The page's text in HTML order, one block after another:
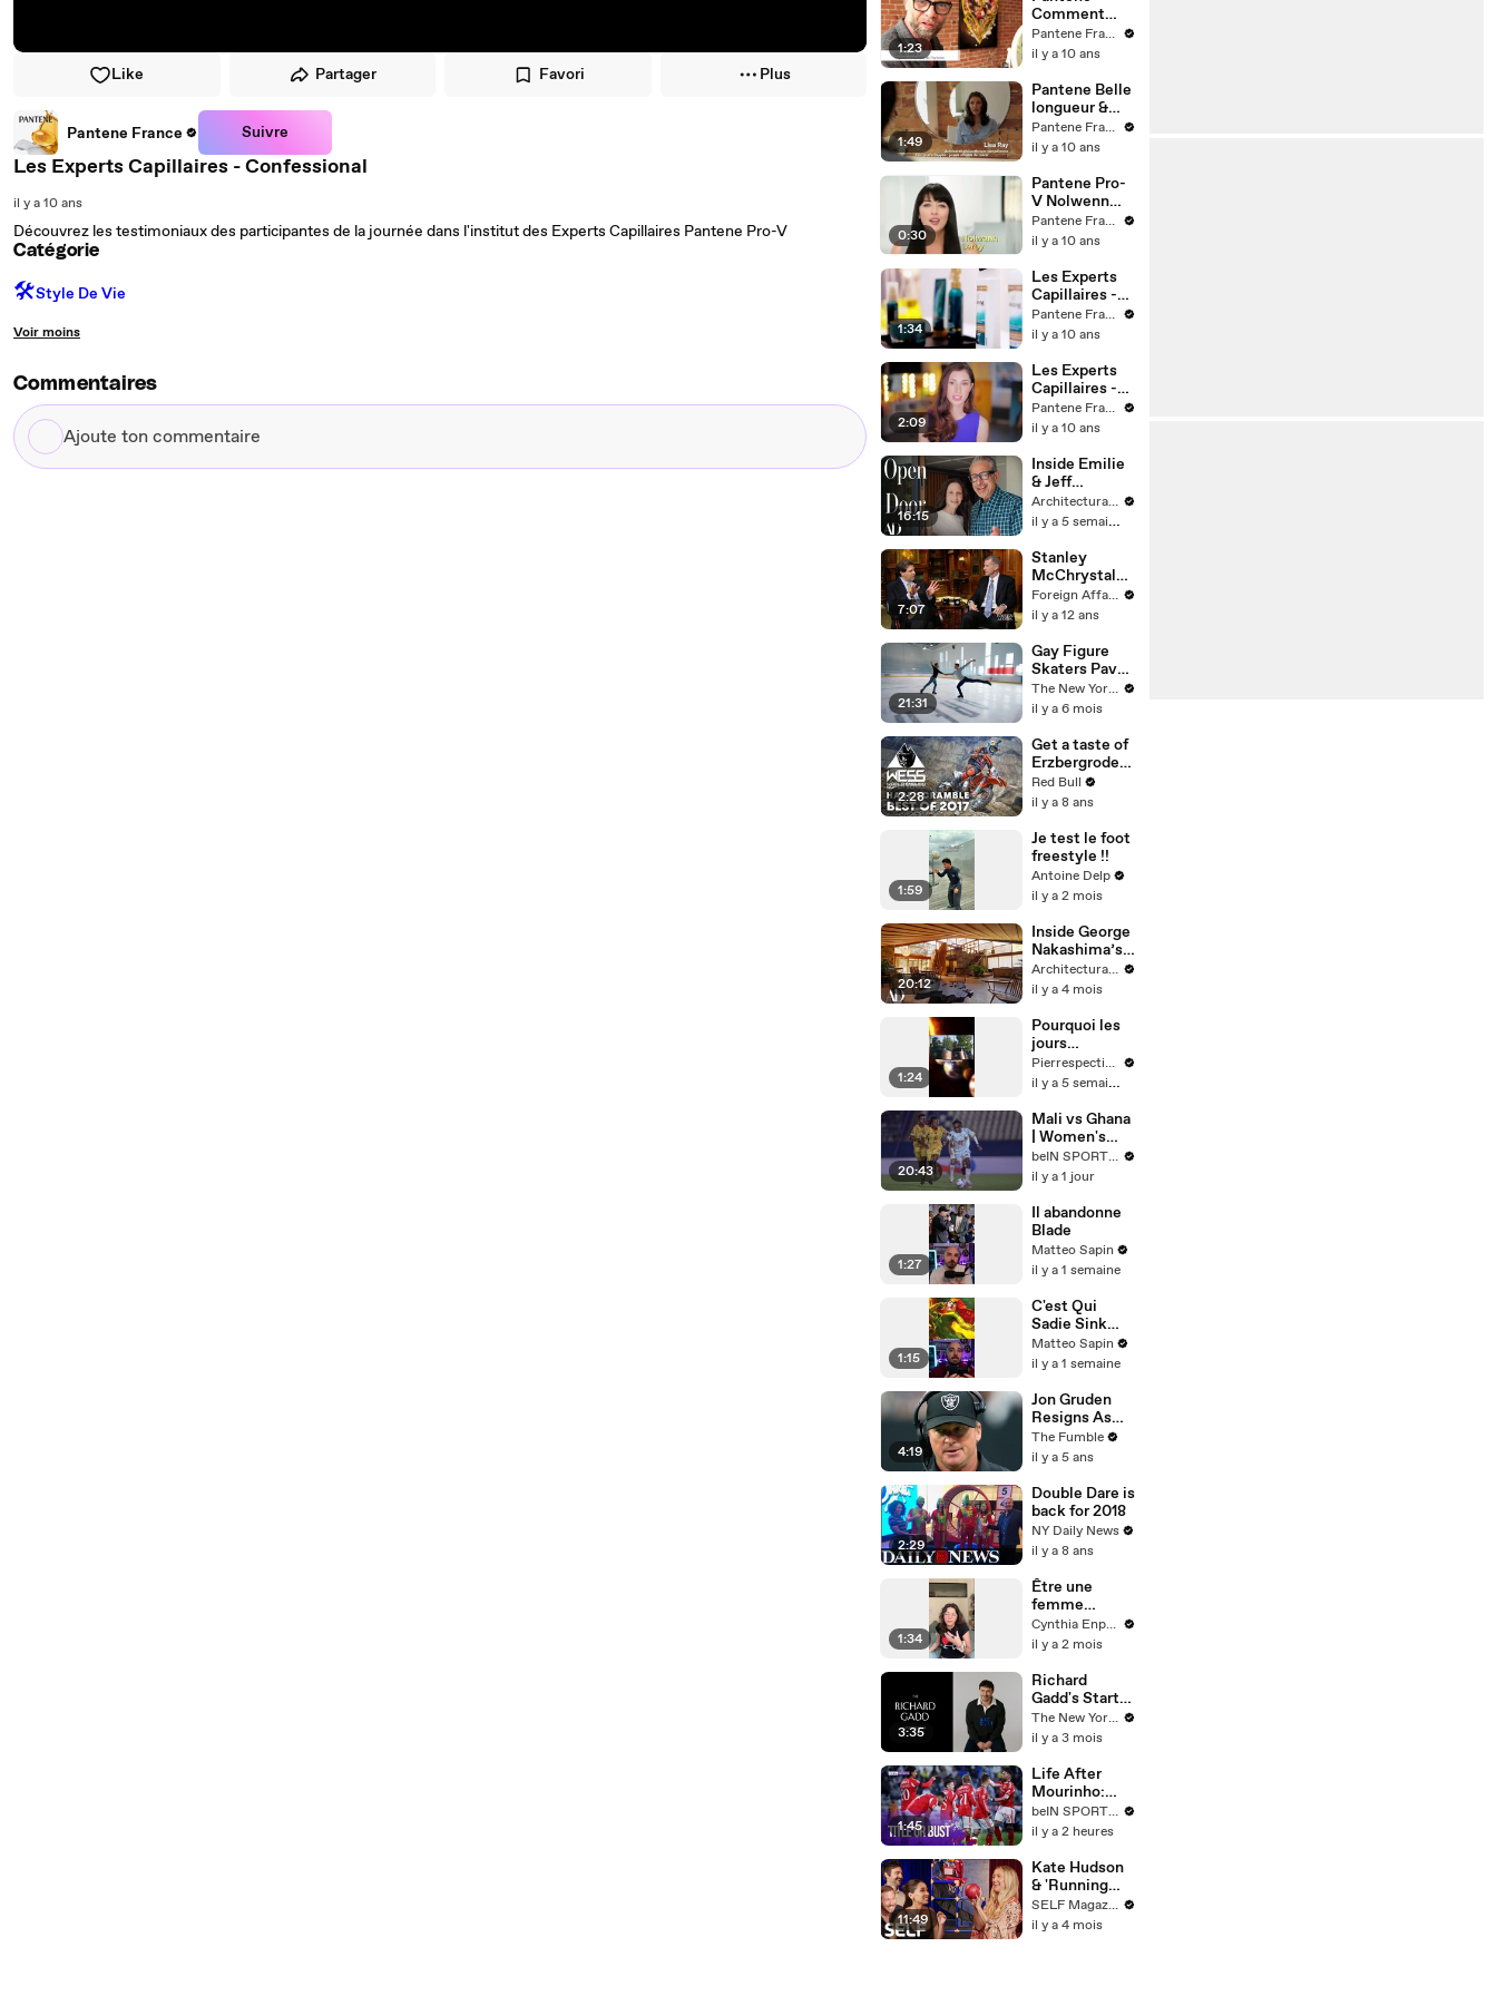
Like Partager Favori Plus
Pantene France Suivre
Les Experts Capillaires - Confessional
il y a 10 ans
Découvrez les testimoniaux des participantes de la journée dans l'institut des Experts Capillaires Pantene Pro-V
Catégorie
🛠️Style De Vie
Voir moins
Commentaires
Ajoute
ton
1:23
Comment
réaliser un
chignon bas
Pantene France
il y a 10 ans
1:49
Pantene Belle
longueur &
Lisa Ray --
Une
réussie
ensemble
Pantene France
il y a 10 ans
0:30
Pantene Pro-
V Nolwenn
Reveal
Pantene France
il y a 10 ans
1:34
Les Experts
Capillaires -
Best Of
Pantene France
il y a 10 ans
2:09
Les Experts
Capillaires -
Les 2 visages
Pantene Pro-
Pantene France
il y a 10 ans
16:15
Inside Emilie
& Jeff
Goldblum's
Playful Guest
Architectural Digest
il y a 5 semaines
7:07
Stanley
McChrystal
on U.S.
Military
Foreign Affairs
il y a 12 ans
21:31
Gay Figure
Skaters Pave
Their Own
Way in
The New Yorker
il y a 6 mois
2:28
Get a taste of
Erzbergrodeo
Red Bull Hare
Scramble. |
Red Bull
il y a 8 ans
1:59
Je test le foot
freestyle !!
Antoine Delp
il y a 2 mois
20:12
Inside George
Nakashima’s
Japanese-
Style Home &
Architectural Digest
il y a 4 mois
1:24
Pourquoi les
jours
s'appellent
ainsi ?
Pierrespectives
il y a 5 semaines
20:43
Mali vs Ghana
| Women's
Africa Cup of
Nations
HIGHLIGHTS |
08/06/2026 |
bien SPORTS
USA
beIN SPORTS USA
il y a 1 jour
1:27
Il abandonne
Blade
Matteo Sapin
il y a 1 semaine
1:15
C'est Qui
Sadie Sink
dans Spider-
Man ?
Matteo Sapin
il y a 1 semaine
4:19
Jon Gruden
Resigns As
Raiders Coach
After Leaked
Offending
Women, Gays,
& Minorites
The Fumble
il y a 5 ans
2:29
Double Dare is
back for 2018
NY Daily News
il y a 8 ans
1:34
Être une
femme
autiste et
TDAH
Cynthia Enparle
il y a 2 mois
3:35
Richard
Gadd's Starter
Pack of
Cultural
The New
Yorker
The New Yorker
il y a 3 mois
1:45
Life After
Mourinho:
Benfica's
Road Back to
beIN SPORTS USA
il y a 2 heures
11:49
Kate Hudson
& 'Running
Point' Cast
Compete in
SELF Magazine
il y a 4 mois